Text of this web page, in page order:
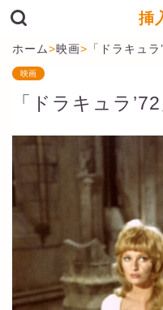
挿
ホーム>映画> 「ドラキュ
映画
「ドラキュラ